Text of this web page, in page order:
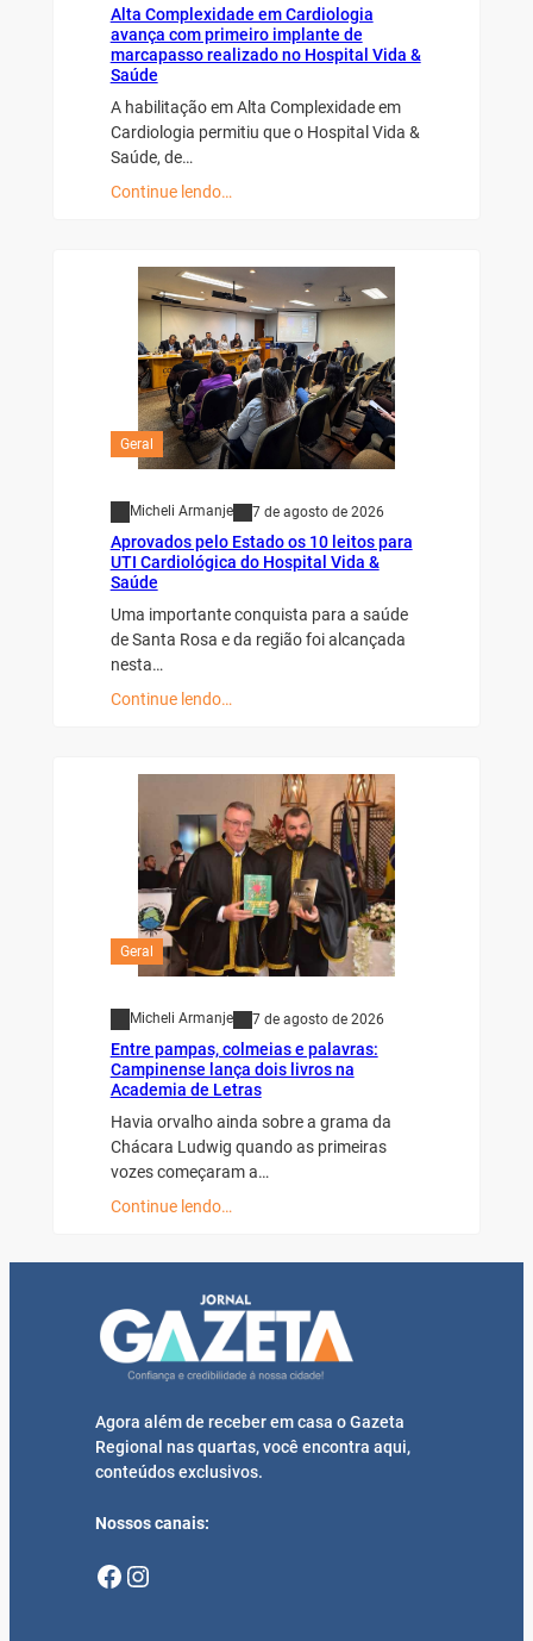
Alta Complexidade em Cardiologia
avança com primeiro implante de
marcapasso realizado no Hospital Vida &
Saúde
A habilitação em Alta Complexidade em
Cardiologia permitiu que o Hospital Vida &
Saúde, de…
Continue lendo…
Geral
Micheli Armanje 7 de agosto de 2026
Aprovados pelo Estado os 10 leitos para
UTI Cardiológica do Hospital Vida &
Saúde
Uma importante conquista para a saúde
de Santa Rosa e da região foi alcançada
nesta…
Continue lendo…
Geral
Micheli Armanje 7 de agosto de 2026
Entre pampas, colmeias e palavras:
Campinense lança dois livros na
Academia de Letras
Havia orvalho ainda sobre a grama da
Chácara Ludwig quando as primeiras
vozes começaram a…
Continue lendo…
Agora além de receber em casa o Gazeta
Regional nas quartas, você encontra aqui,
conteúdos exclusivos.
Nossos canais:
Facebook Instagram